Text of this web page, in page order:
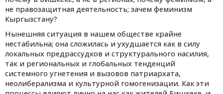
не правозащитная деятельность; зачем феминизм
Кыргызстану?
Нынешняя ситуация в нашем обществе крайне
нестабильна; она сложилась и ухудшается как в силу
локальных предрассудков и структурального насилия,
так и региональных и глобальных тенденций
системного угнетения и вызовов патриархата,
неолиберализма и культурной гомогенизации. Как эти